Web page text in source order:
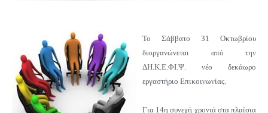
Το Σάββατο 31 Οκτωβρίου
διοργανώνεται από την
ΔΗ.Κ.Ε.ΦΙ.Ψ. νέο δεκάωρο
εργαστήριο Επικοινωνίας.
Για 14η συνεχή χρονιά στα πλαίσια